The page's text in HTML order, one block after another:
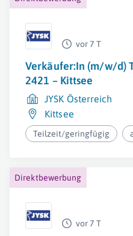
vor 7 T
Verkäufer:In (m/w/d)
2421 – Kittsee
JYSK Österreich
Kittsee
Teilzeit/geringfügig
Direktbewerbung
vor 7 T